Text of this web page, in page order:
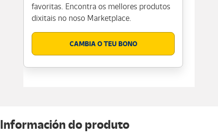
favoritas. Encontra os mellores produtos
dixitais no noso Marketplace.
CAMBIA O TEU BONO
Información do produto